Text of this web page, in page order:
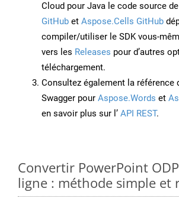
Cloud pour Java le code source de
GitHub et Aspose.Cells GitHub
compiler/utiliser le SDK vous-
vers les Releases pour d’autres
téléchargement.
Consultez également la référence
Swagger pour Aspose.Words et
en savoir plus sur l’ API REST.
Convertir PowerPoint
ligne : méthode simple et